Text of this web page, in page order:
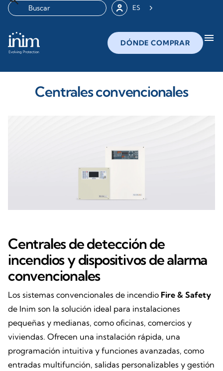
ES
DÓNDE COMPRAR menu
Centrales convencionales
Centrales de detección de
incendios y dispositivos de alarma
convencionales
Los sistemas convencionales de incendio Fire & Safety
de Inim son la solución ideal para instalaciones
pequeñas y medianas, como oficinas, comercios y
viviendas. Ofrecen una instalación rápida, una
programación intuitiva y funciones avanzadas, como
entradas multifunción, salidas personalizables y gestión